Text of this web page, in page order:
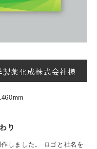
製薬化成株式会社様
り
しました。
ロゴと社名を